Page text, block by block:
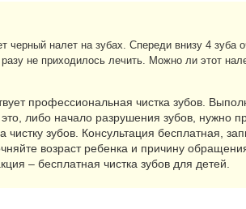
черный налет на зубах. Спереди внизу 4 зуба
не приходилось лечить. Можно ли этот
профессиональная чистка зубов.
либо начало разрушения зубов, нужно
чистку зубов. Консультация бесплатная,
возраст ребенка и причину
– бесплатная чистка зубов для детей.